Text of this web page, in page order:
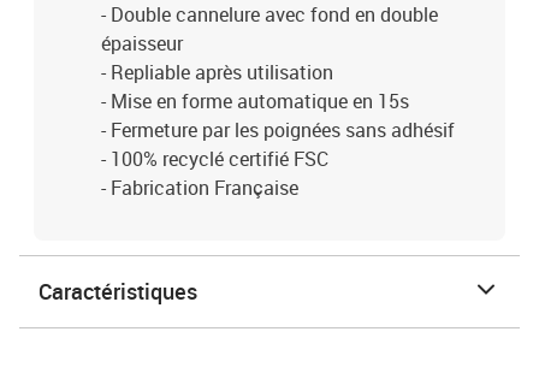
- Double cannelure avec fond en double
épaisseur
- Repliable après utilisation
- Mise en forme automatique en 15s
- Fermeture par les poignées sans adhésif
- 100% recyclé certifié FSC
- Fabrication Française
Caractéristiques